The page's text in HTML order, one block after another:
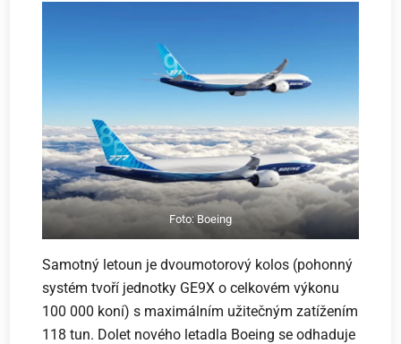
Foto: Boeing
Samotný letoun je dvoumotorový kolos (pohonný
systém tvoří jednotky GE9X o celkovém výkonu
100 000 koní) s maximálním užitečným zatížením
118 tun. Dolet nového letadla Boeing se odhaduje